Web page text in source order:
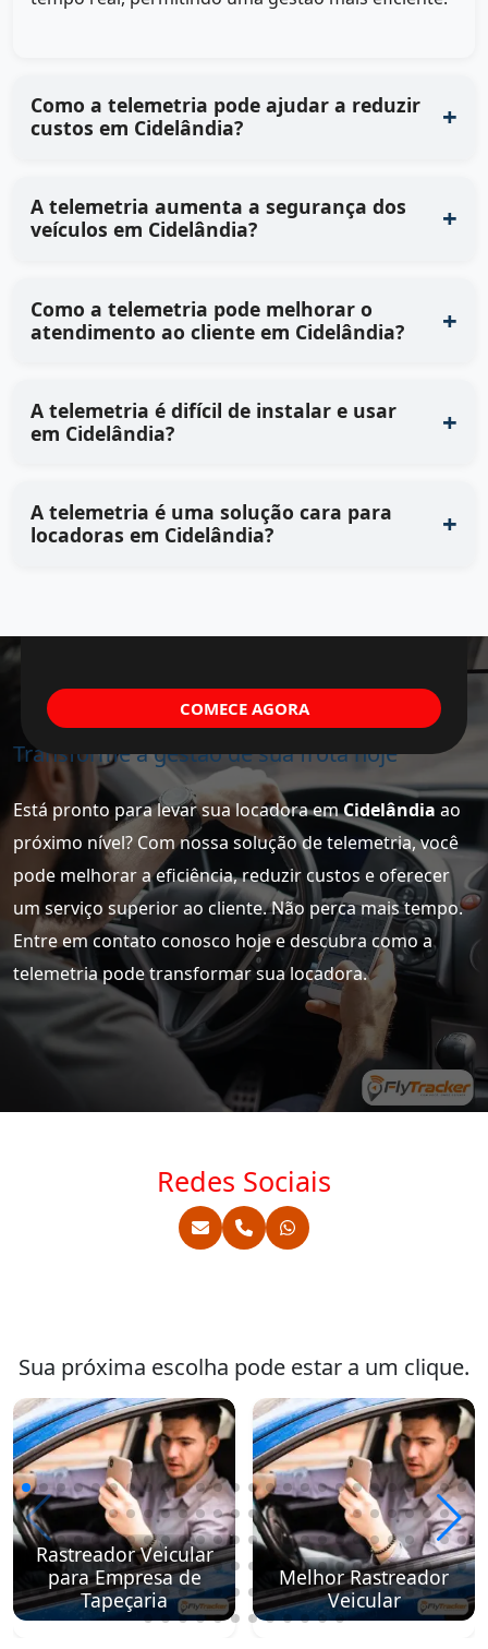
Como a telemetria pode ajudar a reduzir
custos em Cidelândia?
A telemetria aumenta a segurança dos
veículos em Cidelândia?
Como a telemetria pode melhorar o
atendimento ao cliente em Cidelândia?
A telemetria é difícil de instalar e usar
em Cidelândia?
A telemetria é uma solução cara para
locadoras em Cidelândia?
Transforme a gestão de sua frota hoje
Está pronto para levar sua locadora emCidelândia ao
próximo nível? Com nossa solução de telemetria, você
pode melhorar a eficiência, reduzir custos e oferecer
um serviço superior ao cliente. Não perca mais tempo.
Entre em contato conosco hoje e descubra como a
telemetria pode transformar sua locadora.
COMECE AGORA
Redes Sociais
Sua próxima escolha pode estar a um clique.
Rastreador Veicular
para Empresa de
Tapeçaria
Melhor Rastreador
Veicular